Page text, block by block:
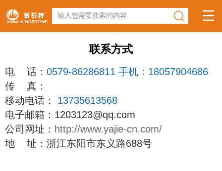
输入您需要搜索的内容
联系方式
电 话： 0579-86286811 手机：18057904686
传 真：
移动电话： 13735613568
电子邮箱：1203123@qq.com
公司网址： http://www.yajie-cn.com/
地 址：浙江东阳市东义路688号